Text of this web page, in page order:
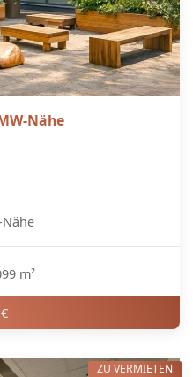
Nähe
m²
ZU VERMIETEN